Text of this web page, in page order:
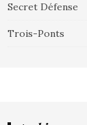
Secret Défense
Trois-Ponts